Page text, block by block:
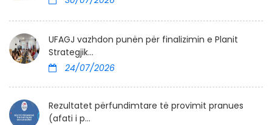
UFAGJ vazhdon punën për finalizimin e Planit
Strategjik...
24/07/2026
Rezultatet përfundimtare të provimit pranues
(afati i p...